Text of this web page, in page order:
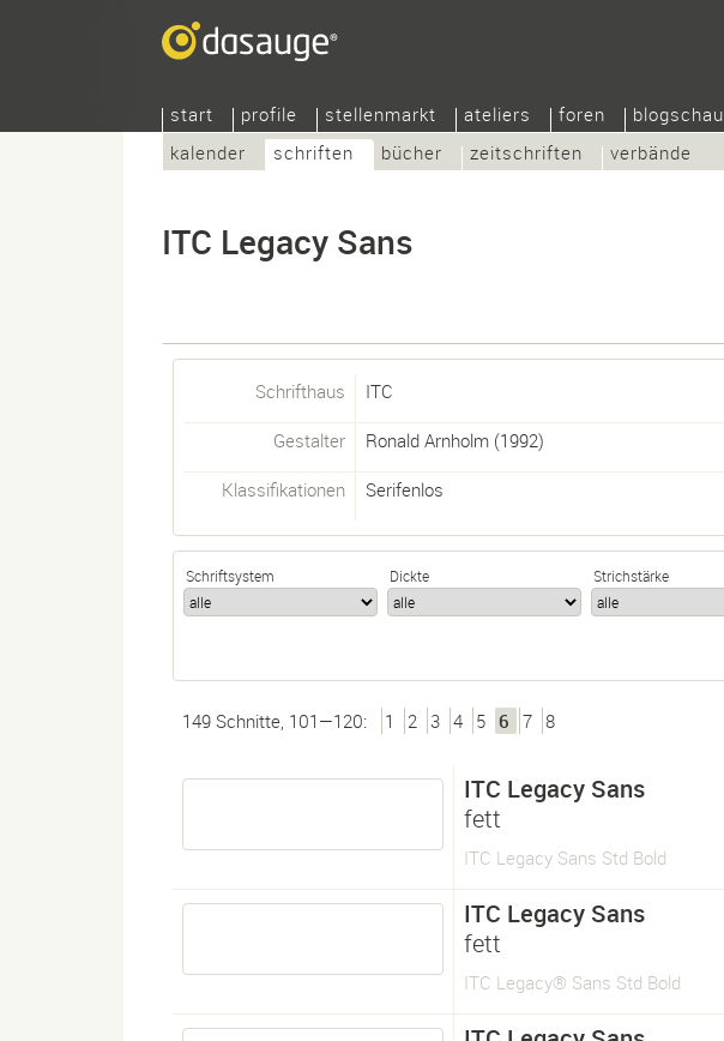
start profile stellenmarkt ateliers foren blogschau
kalender
schriften bücher zeitschriften verbände
ITC Legacy Sans
Schrifthaus ITC
Gestalter Ronald Arnholm(1992)
Klassifikationen Serifenlos
Schriftsystem Dickte Strichstärke
149 Schnitte, 101—120: 1 2 3 4 5 6 7 8
ITC Legacy Sans
fett
ITC Legacy Sans Std Bold
ITC Legacy Sans
fett
ITC Legacy® Sans Std Bold